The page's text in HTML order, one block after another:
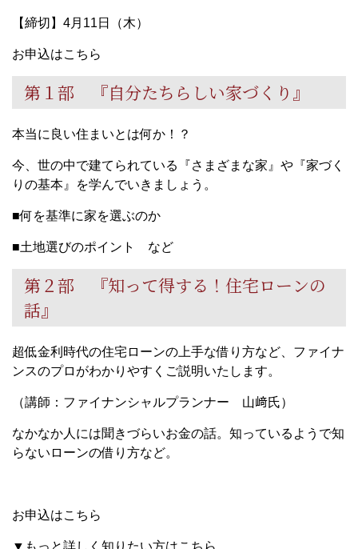
【締切】4月11日（木）
お申込はこちら
第１部 『自分たちらしい家づくり』
本当に良い住まいとは何か！？
今、世の中で建てられている『さまざまな家』や『家づく
りの基本』を学んでいきましょう。
■何を基準に家を選ぶのか
■土地選びのポイント など
第２部 『知って得する！住宅ローンの
話』
超低金利時代の住宅ローンの上手な借り方など、ファイナ
ンスのプロがわかりやすくご説明いたします。
（講師：ファイナンシャルプランナー 山﨑氏）
なかなか人には聞きづらいお金の話。知っているようで知
らないローンの借り方など。
お申込はこちら